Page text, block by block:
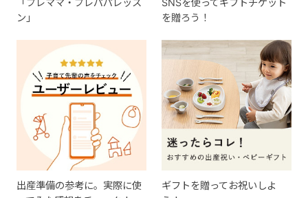
ン」
を贈ろう！
出産準備の参考に。実際に使
ギフトを贈ってお祝いしよ